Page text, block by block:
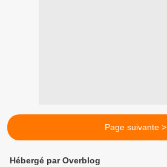
Page suivante >
Hébergé par Overblog